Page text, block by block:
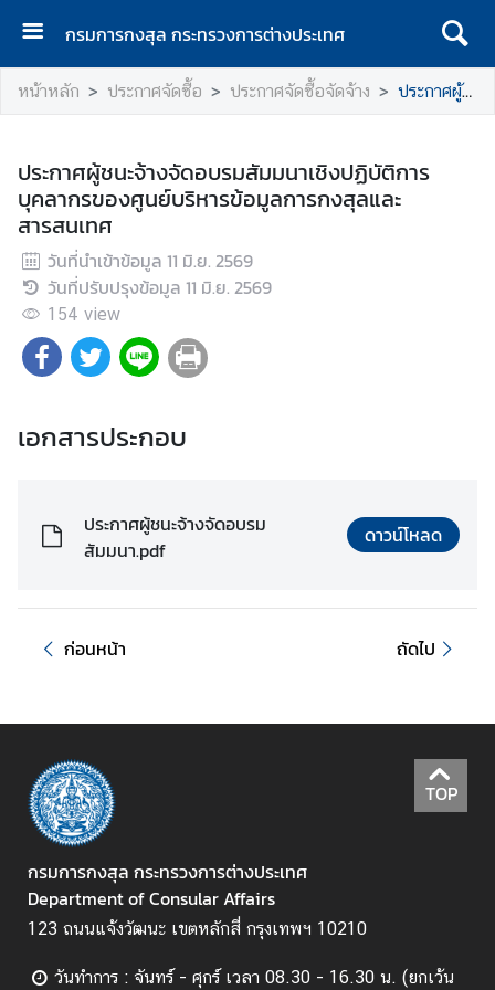
กรมการกงสุล กระทรวงการต่างประเทศ
ห
น้
ร
ก
ก
ร
ม
า
ง
ว
า
ร
ป
ร
ะ
ช
า
น
หน้าหลัก ประกาศจัดซื้อ ประกาศจัดซื้อจัดจ้าง ประกาศผู้ชนะจ้างจัดอบรมสัมมนาเชิงปฏิบัติการบุคลากรของศูนย์บริหารข้อมูลการกงสุลและสารสนเทศ
ประกาศผู้ชนะจ้างจัดอบรมสัมมนาเชิงปฏิบัติการ
บุคลากรของศูนย์บริหารข้อมูลการกงสุลและ
สารสนเทศ
วันที่นำเข้าข้อมูล 11 มิ.ย. 2569
วันที่ปรับปรุงข้อมูล 11 มิ.ย. 2569
154 view
เอกสารประกอบ
ประกาศผู้ชนะจ้างจัดอบรม
สัมมนา.pdf
ดาวน์โหลด
ก่อนหน้า ถัดไป
TOP
กรมการกงสุล กระทรวงการต่างประเทศ
Department of Consular Affairs
123 ถนนแจ้งวัฒนะ เขตหลักสี่ กรุงเทพฯ 10210
วันทำการ : จันทร์ - ศุกร์ เวลา 08.30 - 16.30 น. (ยกเว้น